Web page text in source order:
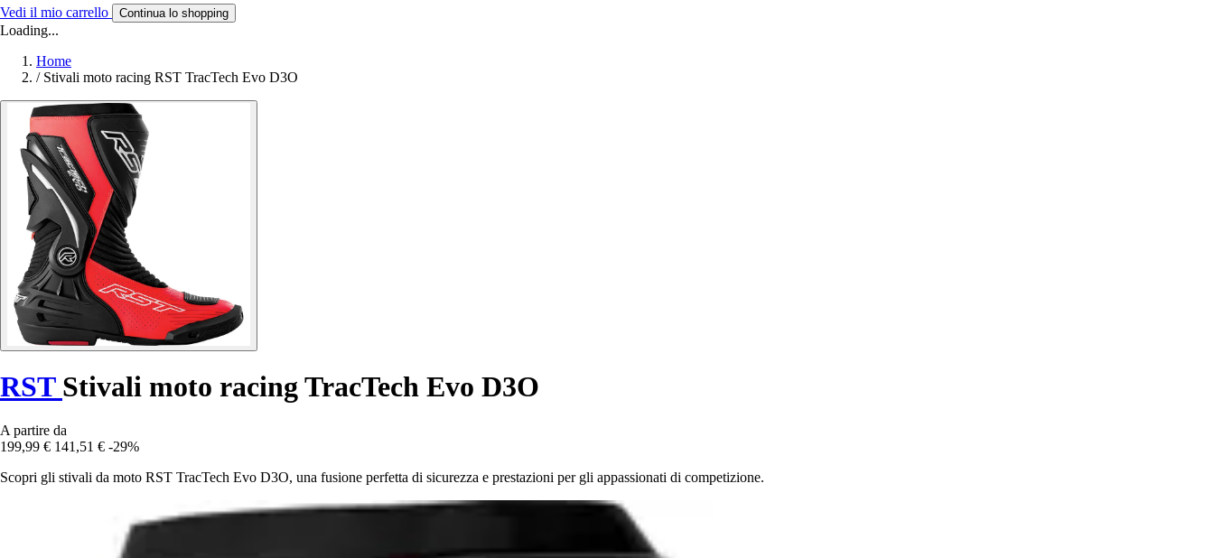
Vedi il mio carrello Continua lo shopping
Loading...
Home
/ Stivali moto racing RST TracTech Evo D3O
RST Stivali moto racing TracTech Evo D3O
A partire da
199,99 € 141,51 € -29%
Scopri gli stivali da moto RST TracTech Evo D3O, una fusione perfetta di sicurezza e prestazioni per gli appassionati di competizione.